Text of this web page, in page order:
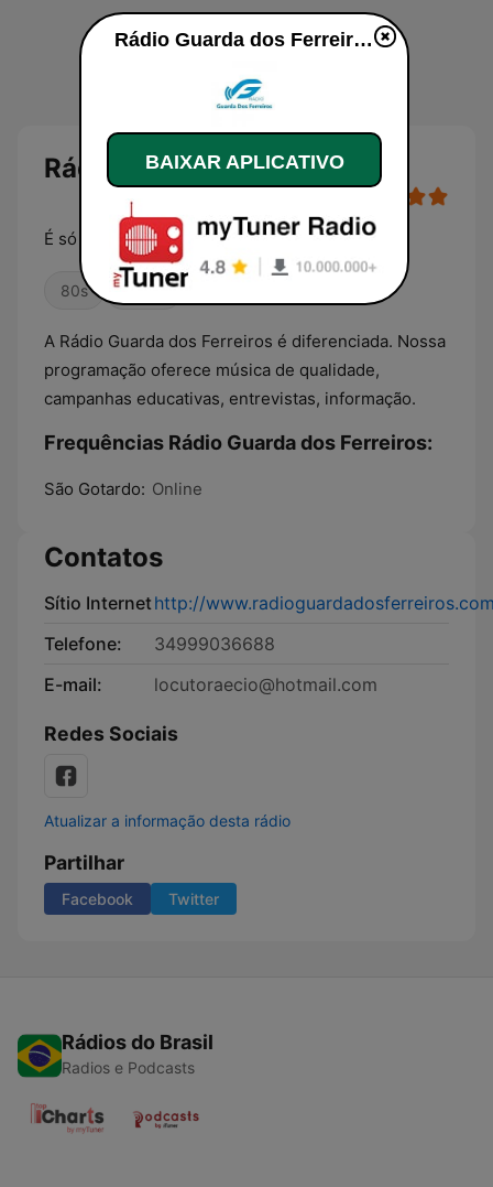
Rádio Guarda dos Ferreiros
É só sucesso !
80s Oldies
A Rádio Guarda dos Ferreiros é diferenciada. Nossa
programação oferece música de qualidade,
campanhas educativas, entrevistas, informação.
Frequências Rádio Guarda dos Ferreiros:
São Gotardo: Online
Contatos
Sítio Internethttp://
Telefone:
34999036688
E-mail:
locutoraecio@hotmail.com
Redes Sociais
Atualizar a informação desta rádio
Partilhar
Facebook Twitter
Rádios do Brasil
Radios e Podcasts
Rádio Guarda dos Ferreiros ao vivo
BAIXAR APLICATIVO